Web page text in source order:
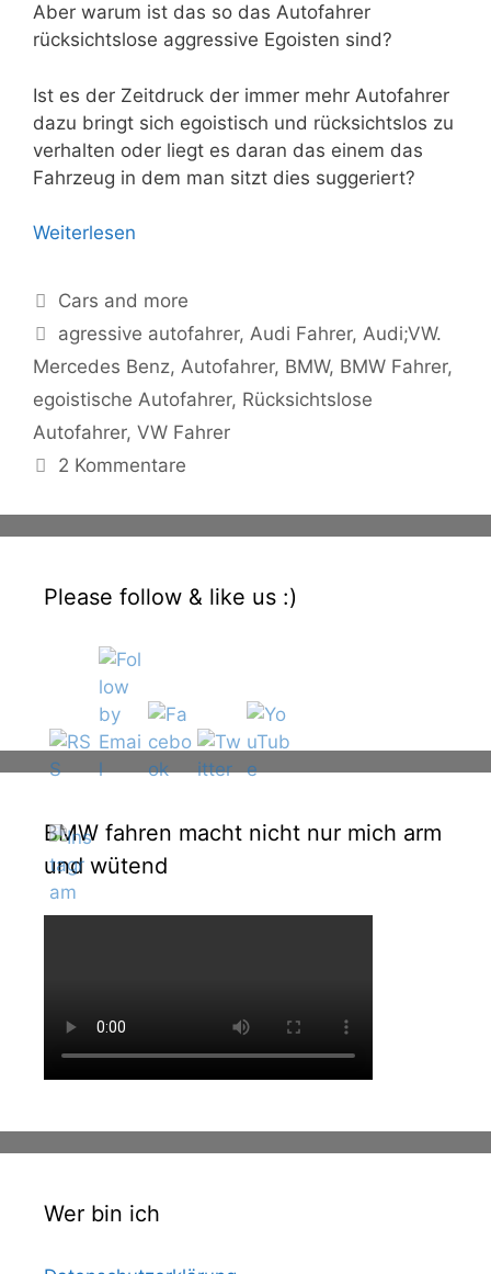
Aber warum ist das so das Autofahrer
rücksichtslose aggressive Egoisten sind?
Ist es der Zeitdruck der immer mehr Autofahrer
dazu bringt sich egoistisch und rücksichtslos zu
verhalten oder liegt es daran das einem das
Fahrzeug in dem man sitzt dies suggeriert?
Weiterlesen
Kategorien
Cars and more
Schlagwörter
agressive autofahrer,Audi Fahrer,Audi;VW.
Mercedes Benz, Autofahrer, BMW, BMW Fahrer,
egoistische Autofahrer, Rücksichtslose
Autofahrer, VW Fahrer
2 Kommentare
Please follow & like us :)
BMW fahren macht nicht nur mich arm
und wütend
Wer bin ich